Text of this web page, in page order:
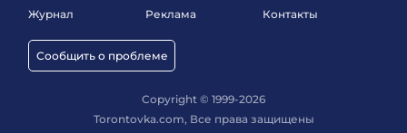
Журнал
Сообщить о проблеме
Реклама
Контакты
Copyright © 1999-2026
Torontovka.com, Все права защищены